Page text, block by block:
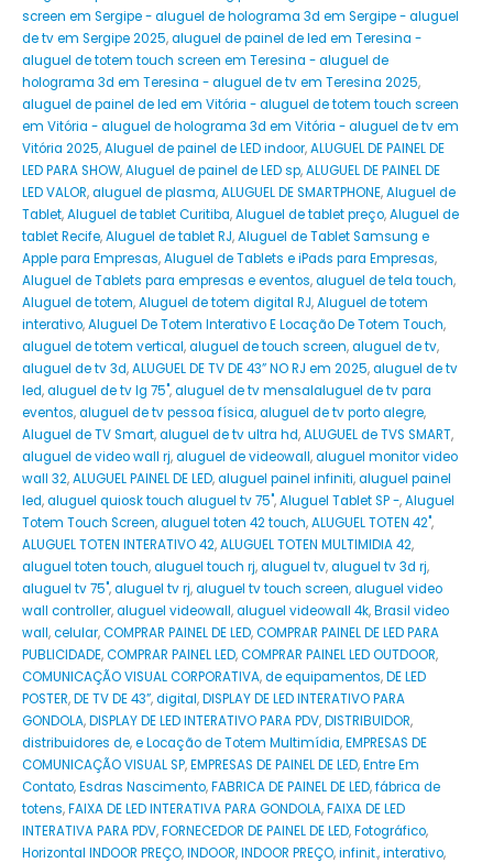
screen em Sergipe - aluguel de holograma 3d em Sergipe - aluguel
de tv em Sergipe 2025,aluguel de painel de led em Teresina -
aluguel de totem touch screen em Teresina - aluguel de
holograma 3d em Teresina - aluguel de tv em Teresina 2025,
aluguel de painel de led em Vitória - aluguel de totem touch screen
em Vitória - aluguel de holograma 3d em Vitória - aluguel de tv em
Vitória 2025,Aluguel de painel de LED indoor,ALUGUEL DE PAINEL DE
LED PARA SHOW,Aluguel de painel de LED sp,ALUGUEL DE PAINEL DE
LED VALOR,aluguel de plasma,ALUGUEL DE SMARTPHONE,Aluguel de
Tablet,Aluguel de tablet Curitiba,Aluguel de tablet preço,Aluguel de
tablet Recife,Aluguel de tablet RJ,Aluguel de Tablet Samsung e
Apple para Empresas,Aluguel de Tablets e iPads para Empresas,
Aluguel de Tablets para empresas e eventos,aluguel de tela touch,
Aluguel de totem,Aluguel de totem digital RJ,Aluguel de totem
interativo,Aluguel De Totem Interativo E Locação De Totem Touch,
aluguel de totem vertical,aluguel de touch screen,aluguel de tv,
aluguel de tv 3d,ALUGUEL DE TV DE 43” NO RJ em 2025,aluguel de tv
led,aluguel de tv lg 75",aluguel de tv mensalaluguel de tv para
eventos,aluguel de tv pessoa física,aluguel de tv porto alegre,
Aluguel de TV Smart,aluguel de tv ultra hd,ALUGUEL de TVS SMART,
aluguel de video wall rj,aluguel de videowall,aluguel monitor video
wall 32,ALUGUEL PAINEL DE LED,aluguel painel infiniti,aluguel painel
led,aluguel quiosk touch aluguel tv 75",Aluguel Tablet SP -,Aluguel
Totem Touch Screen,aluguel toten 42 touch,ALUGUEL TOTEN 42",
ALUGUEL TOTEN INTERATIVO 42,ALUGUEL TOTEN MULTIMIDIA 42,
aluguel toten touch,aluguel touch rj,aluguel tv,aluguel tv 3d rj,
aluguel tv 75",aluguel tv rj,aluguel tv touch screen,aluguel video
wall controller,aluguel videowall,aluguel videowall 4k,Brasil video
wall,celular,COMPRAR PAINEL DE LED,COMPRAR PAINEL DE LED PARA
PUBLICIDADE,COMPRAR PAINEL LED,COMPRAR PAINEL LED OUTDOOR,
COMUNICAÇÃO VISUAL CORPORATIVA,de equipamentos,DE LED
POSTER,DE TV DE 43”,digital,DISPLAY DE LED INTERATIVO PARA
GONDOLA,DISPLAY DE LED INTERATIVO PARA PDV,DISTRIBUIDOR,
distribuidores de,e Locação de Totem Multimídia,EMPRESAS DE
COMUNICAÇÃO VISUAL SP,EMPRESAS DE PAINEL DE LED,Entre Em
Contato,Esdras Nascimento,FABRICA DE PAINEL DE LED,fábrica de
totens,FAIXA DE LED INTERATIVA PARA GONDOLA,FAIXA DE LED
INTERATIVA PARA PDV,FORNECEDOR DE PAINEL DE LED,Fotográfico,
Horizontal INDOOR PREÇO,INDOOR,INDOOR PREÇO,infinit.,interativo,